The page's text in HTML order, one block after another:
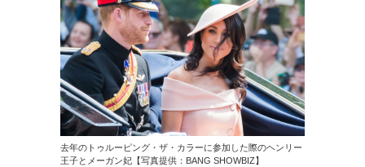
去年のトゥルーピング・ザ・カラーに参加した際のヘンリー
王子とメーガン妃【写真提供：BANG SHOWBIZ】